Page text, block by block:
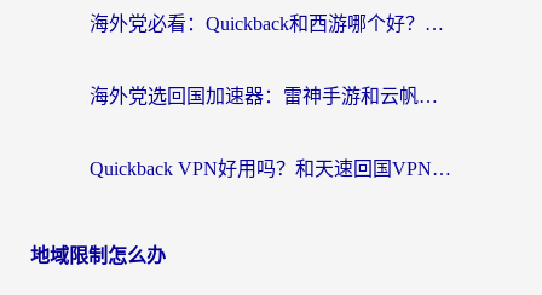
海外党必看：Quickback和西游哪个好？3个维度教你选对回国加速器
海外党选回国加速器：雷神手游和云帆哪个好？附3组对比+避坑指南
Quickback VPN好用吗？和天速回国VPN对比哪个回国效果更好？海外党必看的真实体验指南
地域限制怎么办